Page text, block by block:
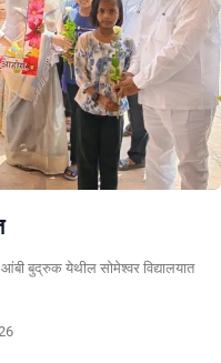
आंबी बुद्रुक येथील सोमेश्वर विद्यालयात